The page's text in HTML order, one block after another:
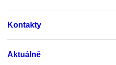
Kontakty
Aktuálně